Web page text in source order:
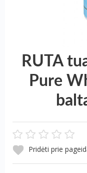
RUTA
Pure
Pridėti prie